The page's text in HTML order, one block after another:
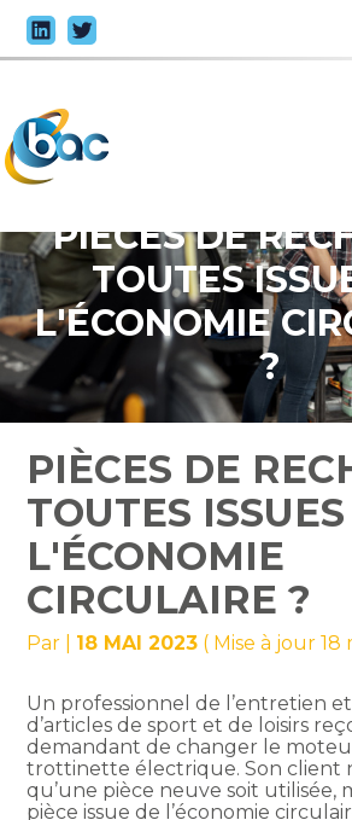
Aller
au
PIÈCES DE
TOUTES
L'ÉCONOMIE
?
PIÈCES DE
TOUTES
L'ÉCONOMIE
CIRCULAIRE ?
Par 18 MAI 2023 ( Mise à jour 18
Un professionnel de l’entretien
d’articles de sport et de loisirs
demandant de changer le
trottinette électrique. Son client
qu’une pièce neuve soit utilisée,
pièce issue de l’économie